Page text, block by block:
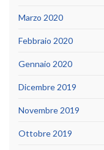
Marzo 2020
Febbraio 2020
Gennaio 2020
Dicembre 2019
Novembre 2019
Ottobre 2019